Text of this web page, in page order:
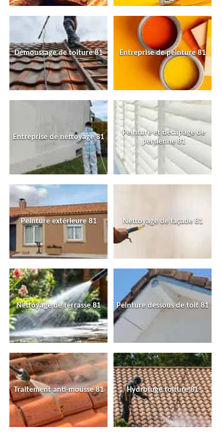
Démoussage de toiture 81 Entreprise de peinture 81
Entreprise de nettoyage 81
Peinture et décapage de
persienne 81
Peinture extérieure 81 Nettoyage de façade 81
Nettoyage de terrasse 81 Peinture dessous de toit 81
Traitement anti-mousse 81 Hydrofuge toiture 81